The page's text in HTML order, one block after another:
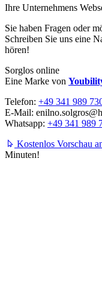
Ihre Unternehmens
Sie haben Fragen oder
Schreiben Sie uns eine
hören!
Sorglos online
Eine Marke von
Telefon: +49 341 989
E-Mail:
Whatsapp: +49 341 989
Kostenlos Vorschau
Minuten!